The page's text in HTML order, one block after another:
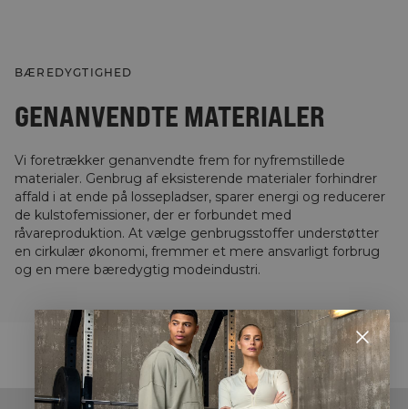
BÆREDYGTIGHED
GENANVENDTE MATERIALER
Vi foretrækker genanvendte frem for nyfremstillede
materialer. Genbrug af eksisterende materialer forhindrer
affald i at ende på lossepladser, sparer energi og reducerer
de kulstofemissioner, der er forbundet med
råvareproduktion. At vælge genbrugsstoffer understøtter
en cirkulær økonomi, fremmer et mere ansvarligt forbrug
og en mere bæredygtig modeindustri.
STYLE WITH